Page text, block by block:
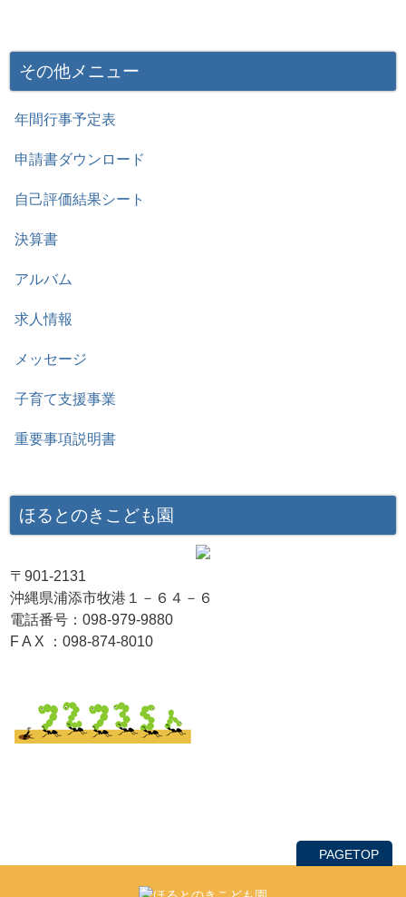
その他メニュー
年間行事予定表
申請書ダウンロード
自己評価結果シート
決算書
アルバム
求人情報
メッセージ
子育て支援事業
重要事項説明書
ほるとのきこども園
〒901-2131
沖縄県浦添市牧港１－６４－６
電話番号：098-979-9880
F A X ：098-874-8010
PAGETOP